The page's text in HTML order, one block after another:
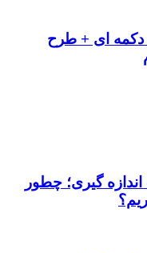
دکمه ای + طرح
گیری؛ چطور